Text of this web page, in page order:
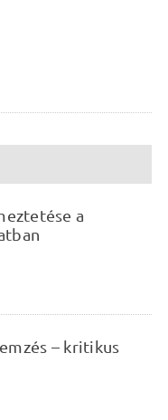
a
– kritikus